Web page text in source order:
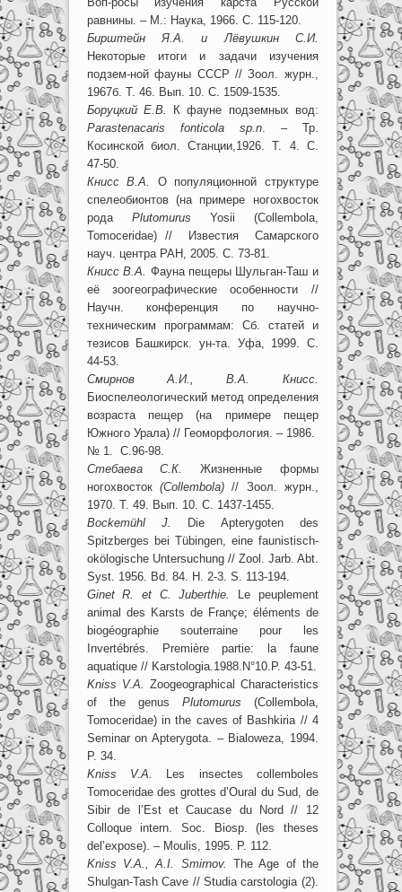
равнины. – М.: Наука, 1966. С. 115-120.
Бирштейн Я.А. и Лёвушкин С.И.
Некоторые итоги и задачи изучения
подзем-ной фауны СССР // Зоол. журн.,
1967б. Т. 46. Вып. 10. С. 1509-1535.
Боруцкий Е.В.
К фауне подземных вод:
Parastenacaris fonticola sp.n. – Тр.
Косинской биол. Станции,1926. Т. 4. С.
47-50.
Книсс В.А.
О популяционной структуре
спелеобионтов (на примере ногохвосток
рода Plutomurus Yosii (Collembola,
Tomoceridae) // Известия Самарского
науч. центра РАН, 2005. С. 73-81.
Книсс В.А. Фауна пещеры Шульган-Таш и
её зоогеографические особенности //
Научн. конференция по научно-
техническим программам: Сб. статей и
тезисов Башкирск. ун-та. Уфа, 1999. С.
44-53.
Смирнов А.И., В.А. Книсс.
Биоспелеологический метод определения
возраста пещер (на примере пещер
Южного Урала) // Геоморфология. – 1986.
№ 1. С.96-98.
Стебаева С.К.
Жизненные формы
ногохвосток(Collembola) // Зоол. журн.,
1970. Т. 49. Вып. 10. С. 1437-1455.
Bockemühl J.
Die Apterygoten des
Spitzberges bei Tübingen, eine faunistisch-
okölogische Untersuchung // Zool. Jarb. Abt.
Syst. 1956. Bd. 84. H. 2-3. S. 113-194.
Ginet R. et C. Juberthie.
Le peuplement
animal des Karsts de Françe; éléments de
biogéographie souterraine pour les
Invertébrés. Première partie: la faune
aquatique // Karstologia.1988.N°10.P. 43-51.
Kniss V.A. Zoogeographical Characteristics
of the genus Plutomurus (Collembola,
Tomoceridae) in the caves of Bashkiria // 4
Seminar on Apterygota. – Bialoweza, 1994.
P. 34.
Kniss V.A.
Les insectes collemboles
Tomoceridae des grottes d’Oural du Sud, de
Sibir de l’Est et Caucase du Nord // 12
Colloque intern. Soc. Biosp. (les theses
del’expose). – Moulis, 1995. P. 112.
Kniss V.A., A.I. Smirnov. The Age of the
Shulgan-Tash Cave // Studia carstologia (2).